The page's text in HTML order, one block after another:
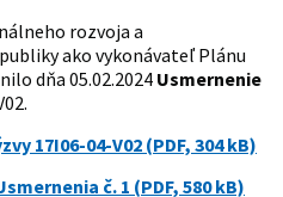
rozvoja a
ako vykonávateľ Plánu
dňa 05.02.2024 Usmernenie
17I06-04-V02 (PDF, 304 kB)
č. 1 (PDF, 580 kB)